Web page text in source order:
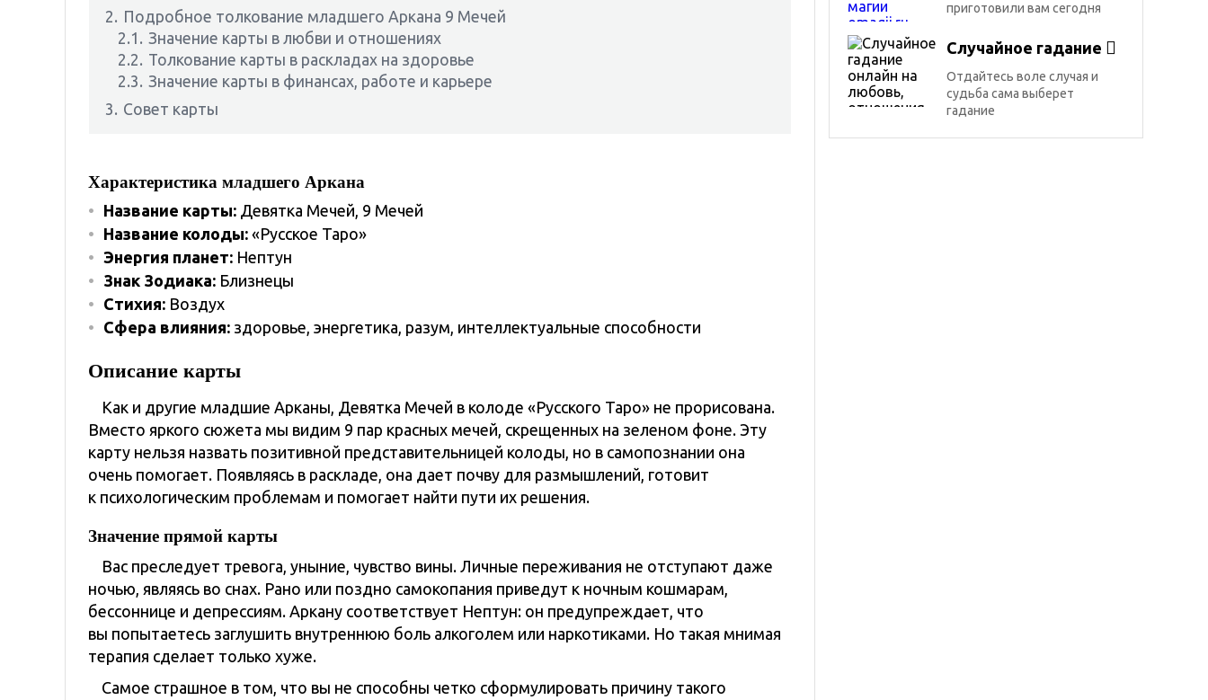
2. Подробное толкование младшего Аркана 9 Мечей
2.1. Значение карты в любви и отношениях
2.2. Толкование карты в раскладах на здоровье
2.3. Значение карты в финансах, работе и карьере
3. Совет карты
Характеристика младшего Аркана
Название карты: Девятка Мечей, 9 Мечей
Название колоды: «Русское Таро»
Энергия планет: Нептун
Знак Зодиака: Близнецы
Стихия: Воздух
Сфера влияния: здоровье, энергетика, разум, интеллектуальные способности
Описание карты
Как и другие младшие Арканы, Девятка Мечей в колоде «Русского Таро» не прорисована.
Вместо яркого сюжета мы видим 9 пар красных мечей, скрещенных на зеленом фоне. Эту
карту нельзя назвать позитивной представительницей колоды, но в самопознании она
очень помогает. Появляясь в раскладе, она дает почву для размышлений, готовит
к психологическим проблемам и помогает найти пути их решения.
Значение прямой карты
Вас преследует тревога, уныние, чувство вины. Личные переживания не отступают даже
ночью, являясь во снах. Рано или поздно самокопания приведут к ночным кошмарам,
бессоннице и депрессиям. Аркану соответствует Нептун: он предупреждает, что
вы попытаетесь заглушить внутреннюю боль алкоголем или наркотиками. Но такая мнимая
терапия сделает только хуже.
Самое страшное в том, что вы не способны четко сформулировать причину такого
приготовили вам сегодня
Случайное гадание
Отдайтесь воле случая и
судьба сама выберет
гадание